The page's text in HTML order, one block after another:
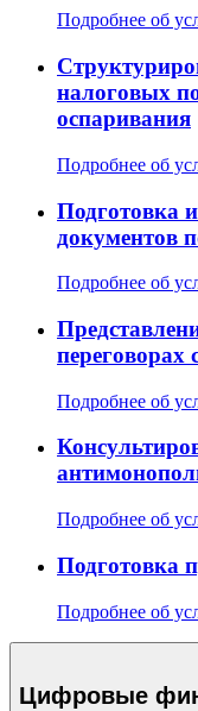
Подробнее об
налоговых
оспаривания
Подробнее об
Подготовка
документов
Подробнее об
переговорах
Подробнее об
Подробнее об
Подготовка
Подробнее об
Цифровые